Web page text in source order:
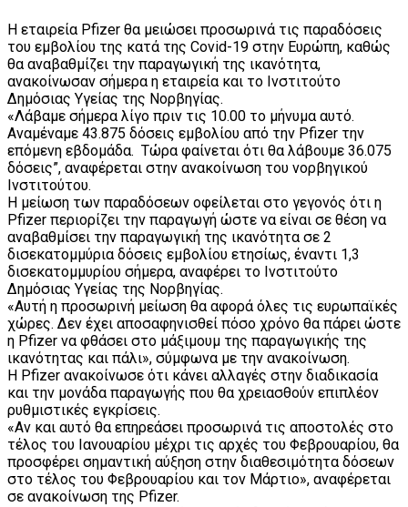
Η εταιρεία Pfizer θα μειώσει προσωρινά τις παραδόσεις
του εμβολίου της κατά της Covid-19 στην Ευρώπη, καθώς
θα αναβαθμίζει την παραγωγική της ικανότητα,
ανακοίνωσαν σήμερα η εταιρεία και το Ινστιτούτο
Δημόσιας Υγείας της Νορβηγίας.
«Λάβαμε σήμερα λίγο πριν τις 10.00 το μήνυμα αυτό.
Αναμέναμε 43.875 δόσεις εμβολίου από την Pfizer την
επόμενη εβδομάδα. Τώρα φαίνεται ότι θα λάβουμε 36.075
δόσεις”, αναφέρεται στην ανακοίνωση του νορβηγικού
Ινστιτούτου.
Η μείωση των παραδόσεων οφείλεται στο γεγονός ότι η
Pfizer περιορίζει την παραγωγή ώστε να είναι σε θέση να
αναβαθμίσει την παραγωγική της ικανότητα σε 2
δισεκατομμύρια δόσεις εμβολίου ετησίως, έναντι 1,3
δισεκατομμυρίου σήμερα, αναφέρει το Ινστιτούτο
Δημόσιας Υγείας της Νορβηγίας.
«Αυτή η προσωρινή μείωση θα αφορά όλες τις ευρωπαϊκές
χώρες. Δεν έχει αποσαφηνισθεί πόσο χρόνο θα πάρει ώστε
η Pfizer να φθάσει στο μάξιμουμ της παραγωγικής της
ικανότητας και πάλι», σύμφωνα με την ανακοίνωση.
Η Pfizer ανακοίνωσε ότι κάνει αλλαγές στην διαδικασία
και την μονάδα παραγωγής που θα χρειασθούν επιπλέον
ρυθμιστικές εγκρίσεις.
«Αν και αυτό θα επηρεάσει προσωρινά τις αποστολές στο
τέλος του Ιανουαρίου μέχρι τις αρχές του Φεβρουαρίου, θα
προσφέρει σημαντική αύξηση στην διαθεσιμότητα δόσεων
στο τέλος του Φεβρουαρίου και τον Μάρτιο», αναφέρεται
σε ανακοίνωση της Pfizer.